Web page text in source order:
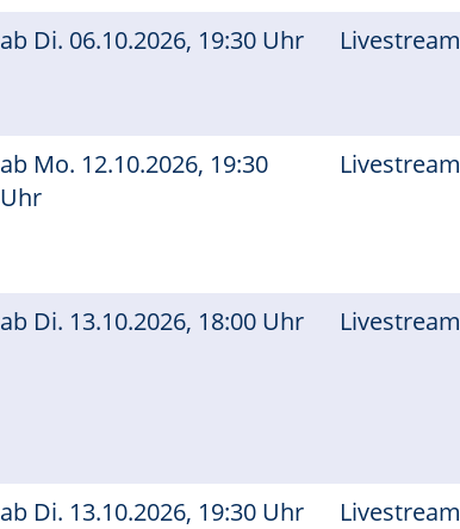
ab Di. 06.10.2026, 19:30 Uhr Livestream
ab Mo. 12.10.2026, 19:30
Uhr
Livestream
ab Di. 13.10.2026, 18:00 Uhr Livestream
ab Di. 13.10.2026, 19:30 Uhr Livestream